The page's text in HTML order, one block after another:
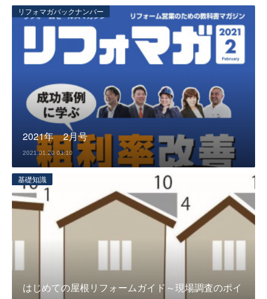
リフォマガバックナンバー
2021年 2月号
2021.01.20 03:10
基礎知識
はじめての屋根リフォームガイド～現場調査のポイ